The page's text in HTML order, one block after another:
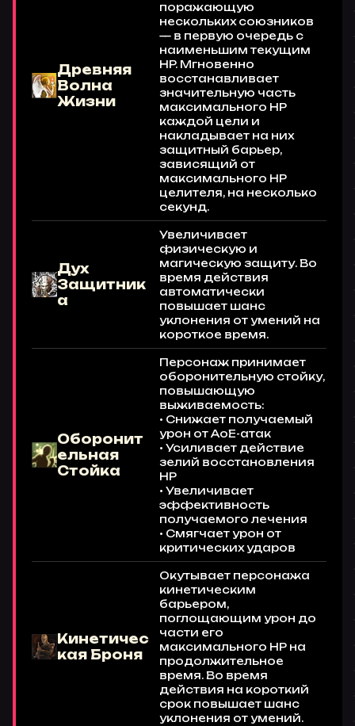
Древняя
Волна
Жизни
поражающую
нескольких союзников
— в первую очередь с
наименьшим текущим
HP. Мгновенно
восстанавливает
значительную часть
максимального HP
каждой цели и
накладывает на них
защитный барьер,
зависящий от
максимального HP
целителя, на несколько
секунд.
Дух
Защитник
а
Увеличивает
физическую и
магическую защиту. Во
время действия
автоматически
повышает шанс
уклонения от умений на
короткое время.
Оборонит
ельная
Стойка
Персонаж принимает
оборонительную стойку,
повышающую
выживаемость:
• Снижает получаемый
урон от AoE-атак
• Усиливает действие
зелий восстановления
HP
• Увеличивает
эффективность
получаемого лечения
• Смягчает урон от
критических ударов
Кинетичес
кая Броня
Окутывает персонажа
кинетическим
барьером,
поглощающим урон до
части его
максимального HP на
продолжительное
время. Во время
действия на короткий
срок повышает шанс
уклонения от умений.